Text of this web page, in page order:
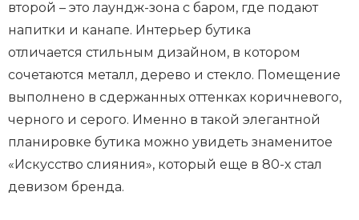
второй – это лаундж-зона с баром, где подают
напитки и канапе. Интерьер бутика
отличается стильным дизайном, в котором
сочетаются металл, дерево и стекло. Помещение
выполнено в сдержанных оттенках коричневого,
черного и серого. Именно в такой элегантной
планировке бутика можно увидеть знаменитое
«Искусство слияния», который еще в 80-х стал
девизом бренда.